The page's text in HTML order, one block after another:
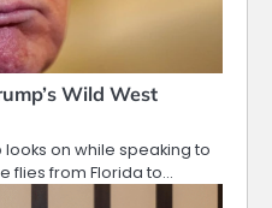
Wild West
looks on while speaking to
flies from Florida to…